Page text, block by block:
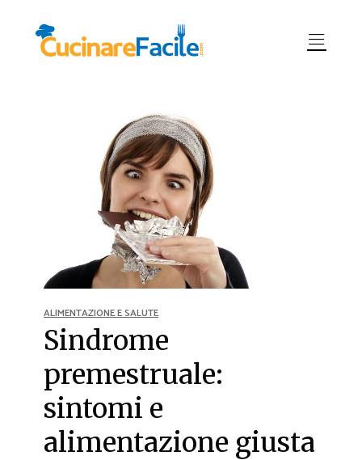
ALIMENTAZIONE E SALUTE
Sindrome
premestruale:
sintomi e
alimentazione giusta